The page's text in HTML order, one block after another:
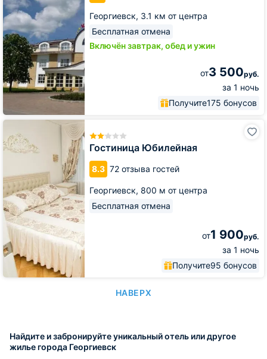
Георгиевск, 3.1 км от центра
Бесплатная отмена
Включён завтрак, обед и ужин
от3 500руб.
за 1 ночь
Получите175 бонусов
Гостиница Юбилейная
8.3 72 отзыва гостей
Георгиевск, 800 м от центра
Бесплатная отмена
от1 900руб.
за 1 ночь
Получите95 бонусов
Гостиница
Юбилейная
НАВЕРХ
Найдите и забронируйте уникальный отель или другое
жилье города Георгиевск